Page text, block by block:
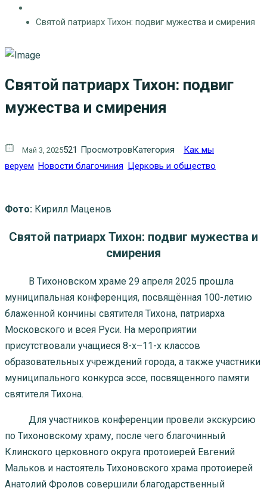
Святой патриарх Тихон: подвиг мужества и смирения
Святой патриарх Тихон: подвиг
мужества и смирения
Май 3, 2025521 ПросмотровКатегория
Как мы
веруем Новости благочиния Церковь и общество
Фото: Кирилл Маценов
Святой патриарх Тихон: подвиг мужества и
смирения
В Тихоновском храме 29 апреля 2025 прошла
муниципальная конференция, посвящённая 100-летию
блаженной кончины святителя Тихона, патриарха
Московского и всея Руси. На мероприятии
присутствовали учащиеся 8-х–11-х классов
образовательных учреждений города, а также участники
муниципального конкурса эссе, посвященного памяти
святителя Тихона.
Для участников конференции провели экскурсию
по Тихоновскому храму, после чего благочинный
Клинского церковного округа протоиерей Евгений
Мальков и настоятель Тихоновского храма протоиерей
Анатолий Фролов совершили благодарственный